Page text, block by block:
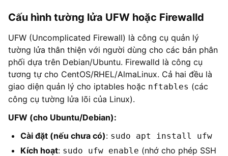
Cấu hình tường lửa UFW hoặc Firewalld
UFW (Uncomplicated Firewall) là công cụ quản lý
tường lửa thân thiện với người dùng cho các bản phân
phối dựa trên Debian/Ubuntu. Firewalld là công cụ
tương tự cho CentOS/RHEL/AlmaLinux. Cả hai đều là
giao diện quản lý cho iptables hoặc nftables (các
công cụ tường lửa lõi của Linux).
UFW (cho Ubuntu/Debian):
Cài đặt (nếu chưa có): sudo apt install ufw
Kích hoạt: sudo ufw enable (nhớ cho phép SSH